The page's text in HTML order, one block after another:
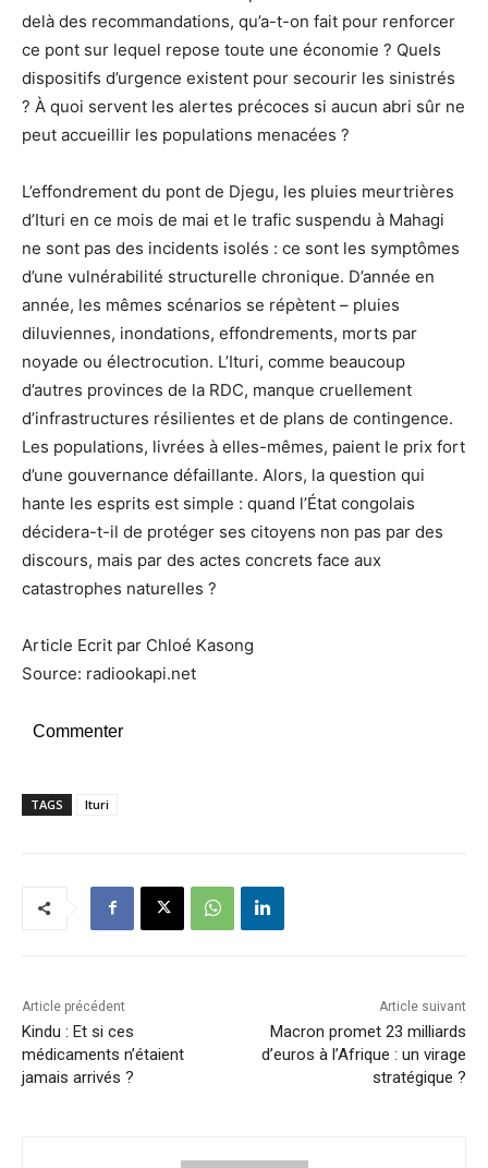
delà des recommandations, qu’a-t-on fait pour renforcer
ce pont sur lequel repose toute une économie ? Quels
dispositifs d’urgence existent pour secourir les sinistrés
? À quoi servent les alertes précoces si aucun abri sûr ne
peut accueillir les populations menacées ?
L’effondrement du pont de Djegu, les pluies meurtrières
d’Ituri en ce mois de mai et le trafic suspendu à Mahagi
ne sont pas des incidents isolés : ce sont les symptômes
d’une vulnérabilité structurelle chronique. D’année en
année, les mêmes scénarios se répètent – pluies
diluviennes, inondations, effondrements, morts par
noyade ou électrocution. L’Ituri, comme beaucoup
d’autres provinces de la RDC, manque cruellement
d’infrastructures résilientes et de plans de contingence.
Les populations, livrées à elles-mêmes, paient le prix fort
d’une gouvernance défaillante. Alors, la question qui
hante les esprits est simple : quand l’État congolais
décidera-t-il de protéger ses citoyens non pas par des
discours, mais par des actes concrets face aux
catastrophes naturelles ?
Article Ecrit par Chloé Kasong
Source: radiookapi.net
Commenter
TAGS Ituri
Article précédent
Kindu : Et si ces
médicaments n’étaient
jamais arrivés ?
Article suivant
Macron promet 23 milliards
d’euros à l’Afrique : un virage
stratégique ?